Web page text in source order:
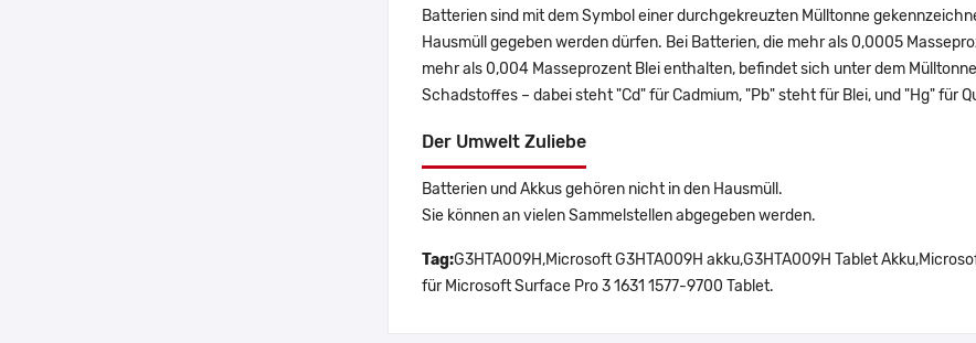
Batterien sind mit dem Symbol einer durchgekreuzten Mülltonne
Hausmüll gegeben werden dürfen. Bei Batterien, die mehr als 0,0005
mehr als 0,004 Masseprozent Blei enthalten, befindet sich unter dem
Schadstoffes – dabei steht "Cd" für Cadmium, "Pb" steht für Blei, und "Hg" für
Der Umwelt Zuliebe
Batterien und Akkus gehören nicht in den Hausmüll.
Sie können an vielen Sammelstellen abgegeben werden.
Tag:G3HTA009H,Microsoft G3HTA009H akku,G3HTA009H Tablet
für Microsoft Surface Pro 3 1631 1577-9700 Tablet.